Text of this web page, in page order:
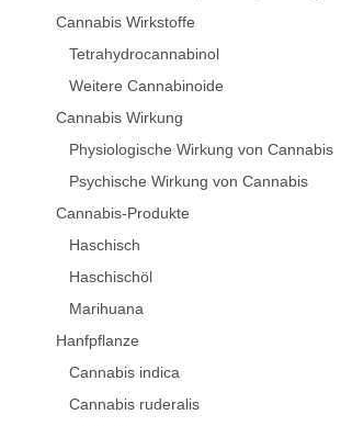
Cannabis Wirkstoffe
Tetrahydrocannabinol
Weitere Cannabinoide
Cannabis Wirkung
Physiologische Wirkung von Cannabis
Psychische Wirkung von Cannabis
Cannabis-Produkte
Haschisch
Haschischöl
Marihuana
Hanfpflanze
Cannabis indica
Cannabis ruderalis